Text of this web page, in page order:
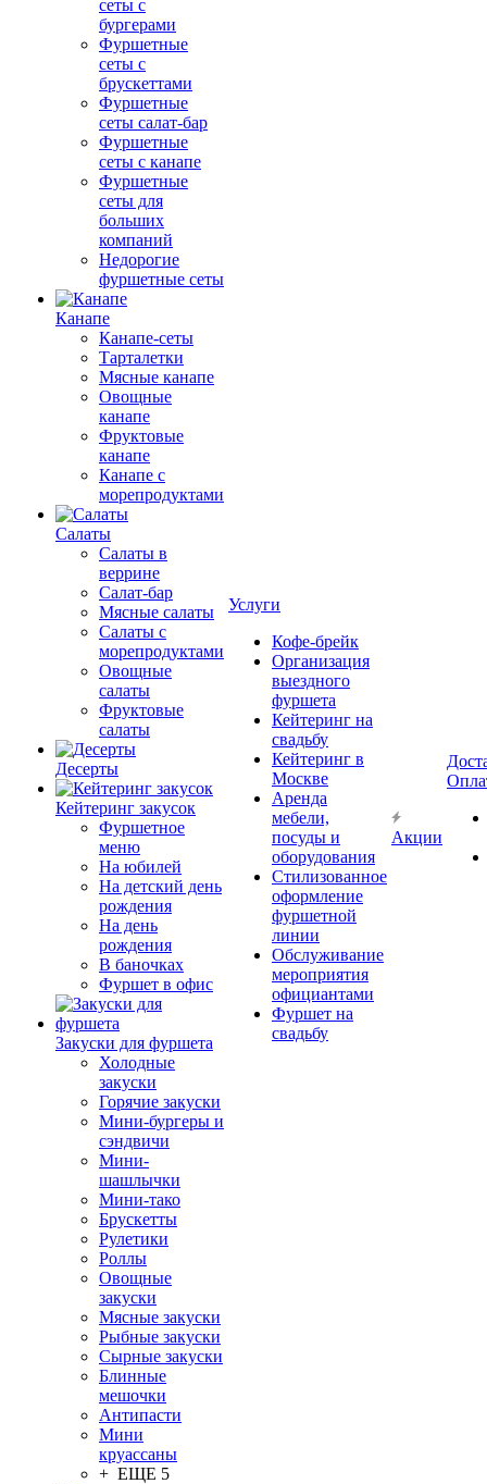
сеты с
бургерами
Фуршетные
сеты с
брускеттами
Фуршетные
сеты салат-бар
Фуршетные
сеты с канапе
Фуршетные
сеты для
больших
компаний
Недорогие
фуршетные сеты
Канапе
Канапе-сеты
Тарталетки
Мясные канапе
Овощные
канапе
Фруктовые
канапе
Канапе с
морепродуктами
Салаты
Салаты в
веррине
Салат-бар
Мясные салаты
Салаты с
морепродуктами
Овощные
салаты
Фруктовые
салаты
Десерты
Кейтеринг закусок
Фуршетное
меню
На юбилей
На детский день
рождения
На день
рождения
В баночках
Фуршет в офис
Закуски для фуршета
Холодные
закуски
Горячие закуски
Мини-бургеры и
сэндвичи
Мини-
шашлычки
Мини-тако
Брускетты
Рулетики
Роллы
Овощные
закуски
Мясные закуски
Рыбные закуски
Сырные закуски
Блинные
мешочки
Антипасти
Мини
круассаны
+ ЕЩЕ 5
Услуги
Кофе-брейк
Организация
выездного
фуршета
Кейтеринг на
свадьбу
Кейтеринг в
Москве
Аренда
мебели,
посуды и
оборудования
Стилизованное
оформление
фуршетной
линии
Обслуживание
мероприятия
официантами
Фуршет на
свадьбу
Акции